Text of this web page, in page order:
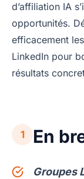
d’affiliation IA
opportunités.
efficacement
LinkedIn pour
résultats
1 En
Groupes